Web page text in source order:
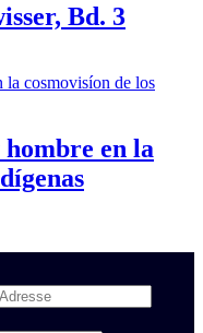
Bd. 3
en la